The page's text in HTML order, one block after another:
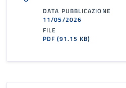
DATA PUBBLICAZIONE
11/05/2026
FILE
PDF(91.15 KB)